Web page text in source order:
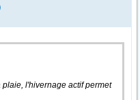
l'hivernage actif permet